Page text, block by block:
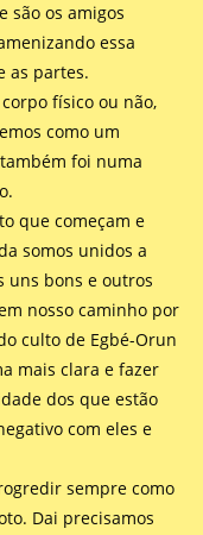
são os amigos
essa
as partes.
físico ou não,
como um
foi numa
que começam e
somos unidos a
uns bons e outros
nosso caminho por
culto de Egbé-Orun
mais clara e fazer
dos que estão
com eles e
sempre como
Dai precisamos